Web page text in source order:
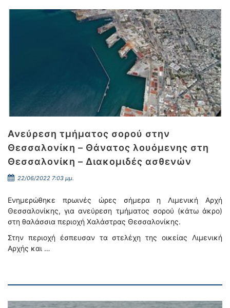
Ανεύρεση τμήματος σορού στην
Θεσσαλονίκη – Θάνατος λουόμενης στη
Θεσσαλονίκη – Διακομιδές ασθενών
22/06/2022 7:03 μμ.
Ενημερώθηκε πρωινές ὠρες σήμερα η Λιμενική Αρχή
Θεσσαλονίκης, για ανεύρεση τμήματος σορού (κάτω άκρο)
στη θαλάσσια περιοχή Χαλάστρας Θεσσαλονίκης.
Στην περιοχή έσπευσαν τα στελέχη της οικείας Λιμενική
Αρχής και …